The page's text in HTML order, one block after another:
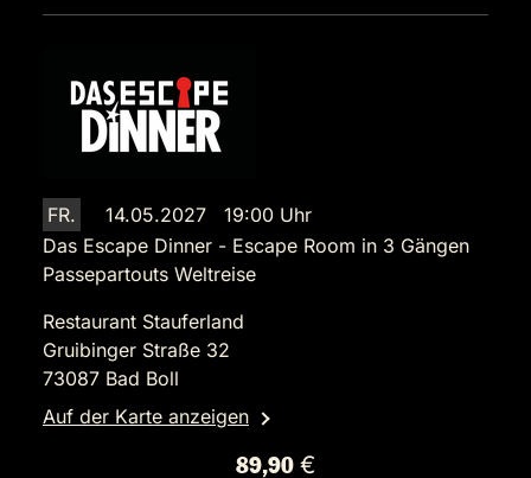
FR.
14.05.2027 19:00 Uhr
Das Escape Dinner - Escape Room in 3 Gängen
Passepartouts Weltreise
Restaurant Stauferland
Gruibinger Straße 32
73087 Bad Boll
Auf der Karte anzeigen
89,90 €